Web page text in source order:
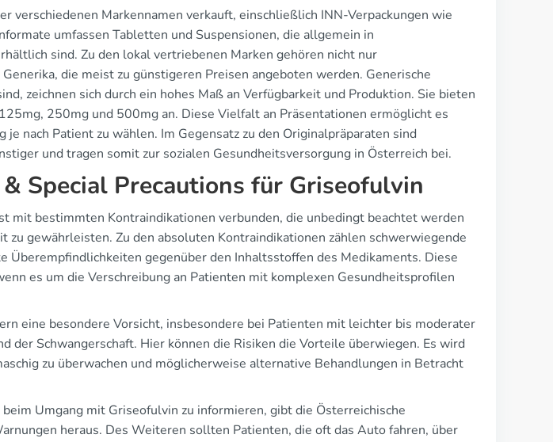
verschiedenen Markennamen verkauft, einschließlich INN-Verpackungen wie
umfassen Tabletten und Suspensionen, die allgemein in
sind. Zu den lokal vertriebenen Marken gehören nicht nur
die meist zu günstigeren Preisen angeboten werden. Generische
zeichnen sich durch ein hohes Maß an Verfügbarkeit und Produktion. Sie bieten
250mg und 500mg an. Diese Vielfalt an Präsentationen ermöglicht es
nach Patient zu wählen. Im Gegensatz zu den Originalpräparaten sind
und tragen somit zur sozialen Gesundheitsversorgung in Österreich bei.
Special Precautions für Griseofulvin
mit bestimmten Kontraindikationen verbunden, die unbedingt beachtet werden
zu gewährleisten. Zu den absoluten Kontraindikationen zählen schwerwiegende
Überempfindlichkeiten gegenüber den Inhaltsstoffen des Medikaments. Diese
es um die Verschreibung an Patienten mit komplexen Gesundheitsprofilen
eine besondere Vorsicht, insbesondere bei Patienten mit leichter bis moderater
der Schwangerschaft. Hier können die Risiken die Vorteile überwiegen. Es wird
zu überwachen und möglicherweise alternative Behandlungen in Betracht
Umgang mit Griseofulvin zu informieren, gibt die Österreichische
heraus. Des Weiteren sollten Patienten, die oft das Auto fahren, über